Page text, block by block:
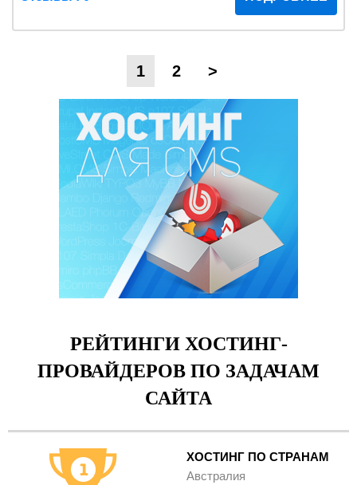
1 2 >
РЕЙТИНГИ ХОСТИНГ-
ПРОВАЙДЕРОВ ПО ЗАДАЧАМ
САЙТА
ХОСТИНГ ПО СТРАНАМ
Австралия